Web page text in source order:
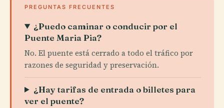
PREGUNTAS FRECUENTES
¿Puedo caminar o conducir por el
Puente Maria Pia?
No. El puente está cerrado a todo el tráfico por
razones de seguridad y preservación.
¿Hay tarifas de entrada o billetes para
ver el puente?